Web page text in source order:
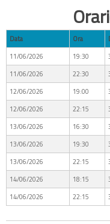
Data Ora
11/06/2026
19:30
11/06/2026
22:30
12/06/2026
19:00
12/06/2026
22:15
13/06/2026
16:30
13/06/2026
19:30
13/06/2026
22:15
14/06/2026
18:15
14/06/2026
22:15